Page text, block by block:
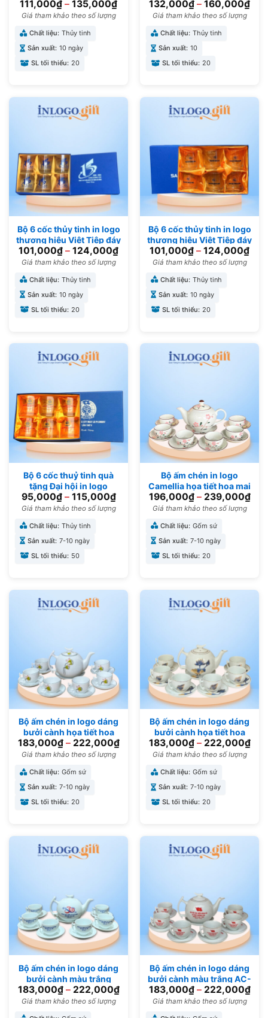
khía 245ml BCS-02
111,000₫ – 135,000₫
Giá tham khảo theo số lượng
Chất liệu: Thủy tinh
Sản xuất: 10 ngày
SL tối thiểu: 20
trụ cao quai vuông 385ml
BCS-05
132,000₫ – 160,000₫
Giá tham khảo theo số lượng
Chất liệu: Thủy tinh
Sản xuất: 10
SL tối thiểu: 20
Bộ 6 cốc thủy tinh in logo
thương hiệu Việt Tiệp đáy
xoáy 200ml BCS-03
101,000₫ – 124,000₫
Giá tham khảo theo số lượng
Chất liệu: Thủy tinh
Sản xuất: 10 ngày
SL tối thiểu: 20
Bộ 6 cốc thủy tinh in logo
thương hiệu Việt Tiệp đáy
xoáy 200ml BCS-07
101,000₫ – 124,000₫
Giá tham khảo theo số lượng
Chất liệu: Thủy tinh
Sản xuất: 10 ngày
SL tối thiểu: 20
Bộ 6 cốc thuỷ tinh quà
tặng Đại hội in logo
thương hiệu Việt Tiệp
BCS-08
95,000₫– 115,000₫
Giá tham khảo theo số lượng
Chất liệu: Thủy tinh
Sản xuất: 7-10 ngày
SL tối thiểu: 50
Bộ ấm chén in logo
Camellia họa tiết hoa mai
hồng 650ml AC-12
196,000₫– 239,000₫
Giá tham khảo theo số lượng
Chất liệu: Gốm sứ
Sản xuất: 7-10 ngày
SL tối thiểu: 20
Bộ ấm chén in logo dáng
bưởi cành họa tiết hoa
sen hồng 500ml AC-14
183,000₫– 222,000₫
Giá tham khảo theo số lượng
Chất liệu: Gốm sứ
Sản xuất: 7-10 ngày
SL tối thiểu: 20
Bộ ấm chén in logo dáng
bưởi cành họa tiết hoa
sen vẽ vàng kim AC-15
183,000₫– 222,000₫
Giá tham khảo theo số lượng
Chất liệu: Gốm sứ
Sản xuất: 7-10 ngày
SL tối thiểu: 20
Bộ ấm chén in logo dáng
bưởi cành màu trắng
500ml AC-01
183,000₫– 222,000₫
Giá tham khảo theo số lượng
Bộ ấm chén in logo dáng
bưởi cành màu trắng AC-
18
183,000₫– 222,000₫
Giá tham khảo theo số lượng